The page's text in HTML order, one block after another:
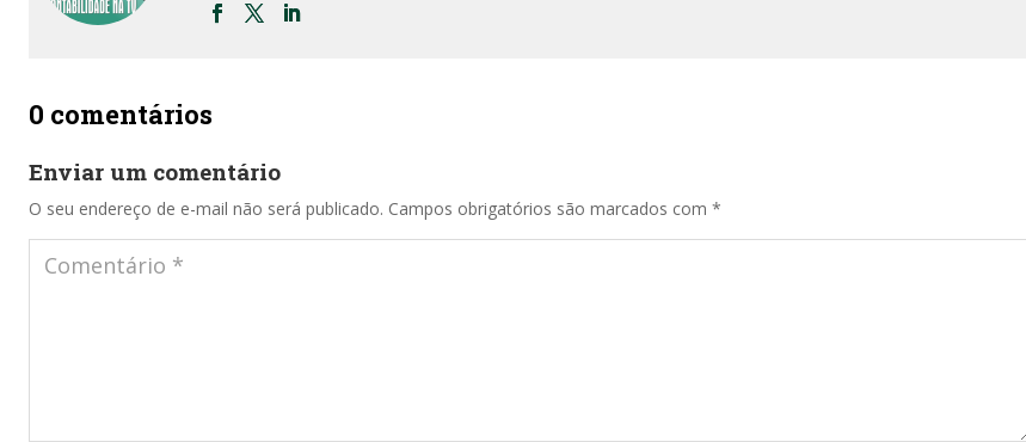
0 comentários
Enviar um comentário
O seu endereço de e-mail não será publicado. Campos obrigatórios são marcados com *